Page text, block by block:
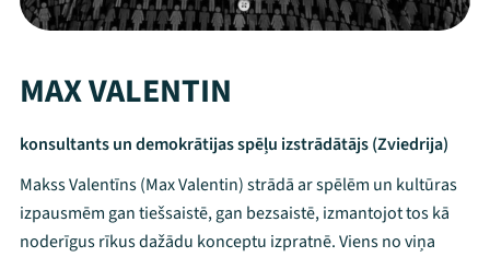
MAX VALENTIN
konsultants un demokrātijas spēļu izstrādātājs (Zviedrija)
Makss Valentīns (Max Valentin) strādā ar spēlēm un kultūras
izpausmēm gan tiešsaistē, gan bezsaistē, izmantojot tos kā
noderīgus rīkus dažādu konceptu izpratnē. Viens no viņa